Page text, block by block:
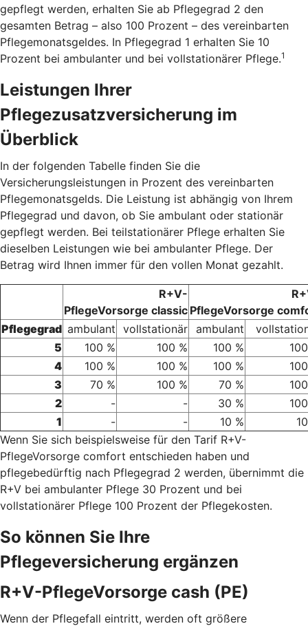
gepflegt werden, erhalten Sie ab Pflegegrad 2 den
gesamten Betrag – also 100 Prozent – des vereinbarten
Pflegemonatsgeldes. In Pflegegrad 1 erhalten Sie 10
Prozent bei ambulanter und bei vollstationärer Pflege.1
Leistungen Ihrer
Pflegezusatzversicherung im
Überblick
In der folgenden Tabelle finden Sie die
Versicherungsleistungen in Prozent des vereinbarten
Pflegemonatsgelds. Die Leistung ist abhängig von Ihrem
Pflegegrad und davon, ob Sie ambulant oder stationär
gepflegt werden. Bei teilstationärer Pflege erhalten Sie
dieselben Leistungen wie bei ambulanter Pflege. Der
Betrag wird Ihnen immer für den vollen Monat gezahlt.
R+V-
PflegeVorsorge classic PflegeVorsorge
Pflegegrad ambulant vollstationär ambulant
5
100 % 100 % 100 %
4
100 % 100 % 100 %
3
70 % 100 % 70 %
2
- - 30 %
1
- - 10 %
Wenn Sie sich beispielsweise für den Tarif R+V-
PflegeVorsorge comfort entschieden haben und
pflegebedürftig nach Pflegegrad 2 werden, übernimmt die
R+V bei ambulanter Pflege 30 Prozent und bei
vollstationärer Pflege 100 Prozent der Pflegekosten.
So können Sie Ihre
Pflegeversicherung ergänzen
R+V-PflegeVorsorge cash (PE)
Wenn der Pflegefall eintritt, werden oft größere